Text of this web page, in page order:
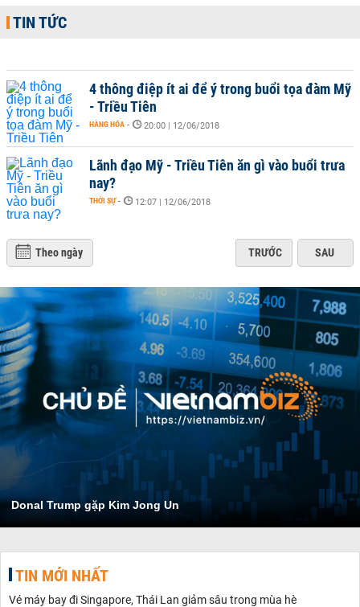
TIN TỨC
4 thông điệp ít ai để ý trong buổi tọa đàm Mỹ
- Triều Tiên
HÀNG HÓA - 20:00 | 12/06/2018
Lãnh đạo Mỹ - Triều Tiên ăn gì vào buổi trưa
nay?
THỜI SỰ - 12:07 | 12/06/2018
Theo ngày TRƯỚC SAU
Donal Trump gặp Kim Jong Un
TIN MỚI NHẤT
Vé máy bay đi Singapore, Thái Lan giảm sâu trong mùa hè